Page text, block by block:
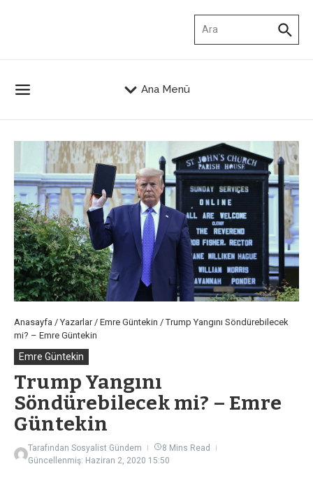
Ana Menü
Anasayfa /Yazarlar/ Emre Güntekin /Trump Yangını Söndürebilecek
mi? – Emre Güntekin
Emre Güntekin
Trump Yangını
Söndürebilecek mi? – Emre
Güntekin
Tarafından Sosyalist Gündem
8 Mins Read
Güncellenmiş: Haziran 2, 2020 15:50